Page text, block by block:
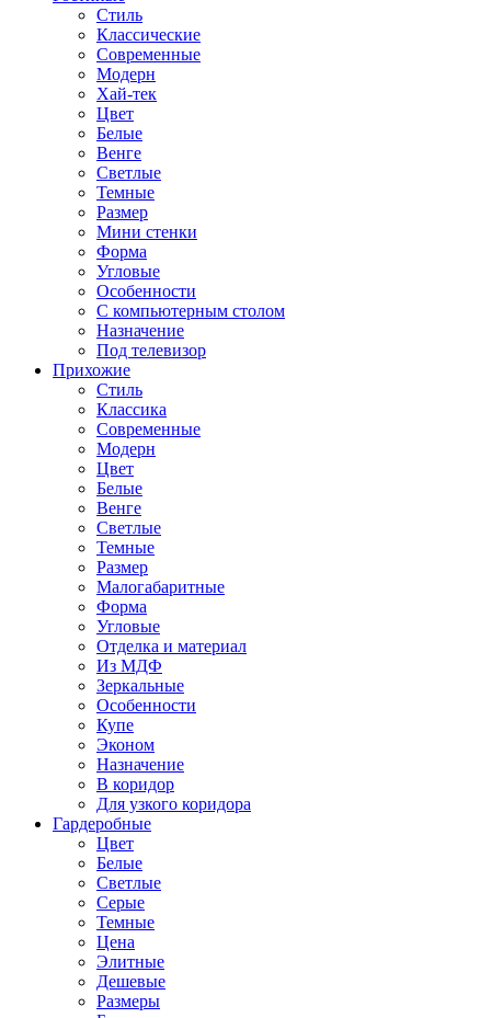
Стиль
Классические
Современные
Модерн
Хай-тек
Цвет
Белые
Венге
Светлые
Темные
Размер
Мини стенки
Форма
Угловые
Особенности
С компьютерным столом
Назначение
Под телевизор
Прихожие
Стиль
Классика
Современные
Модерн
Цвет
Белые
Венге
Светлые
Темные
Размер
Малогабаритные
Форма
Угловые
Отделка и материал
Из МДФ
Зеркальные
Особенности
Купе
Эконом
Назначение
В коридор
Для узкого коридора
Гардеробные
Цвет
Белые
Светлые
Серые
Темные
Цена
Элитные
Дешевые
Размеры